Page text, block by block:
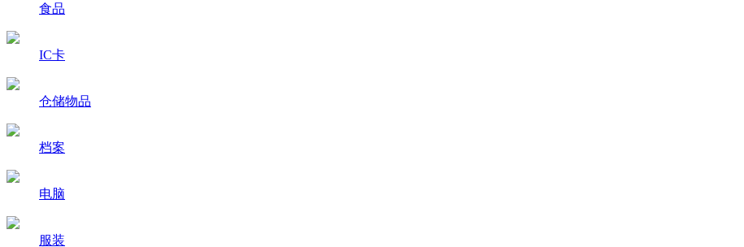
食品
IC卡
仓储物品
档案
电脑
服装